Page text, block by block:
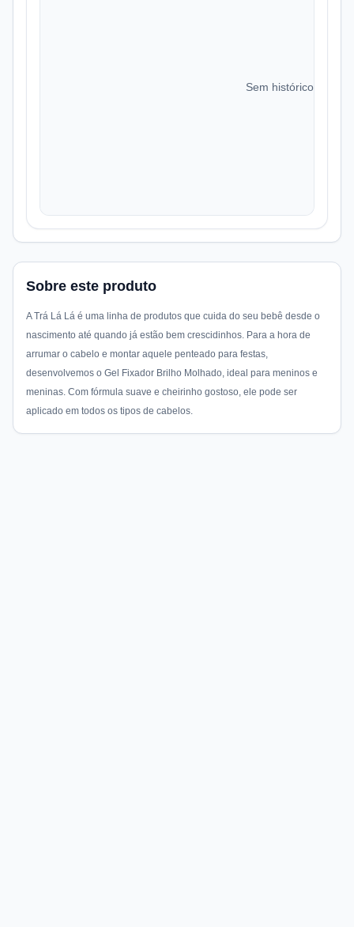
Sem histórico de
Sobre este produto
A Trá Lá Lá é uma linha de produtos que cuida do seu bebê desde o
nascimento até quando já estão bem crescidinhos. Para a hora de
arrumar o cabelo e montar aquele penteado para festas,
desenvolvemos o Gel Fixador Brilho Molhado, ideal para meninos e
meninas. Com fórmula suave e cheirinho gostoso, ele pode ser
aplicado em todos os tipos de cabelos.